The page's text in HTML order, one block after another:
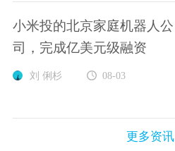
小米投的北京家庭机器人公
司，完成亿美元级融资
刘 俐杉 08-03
更多资讯